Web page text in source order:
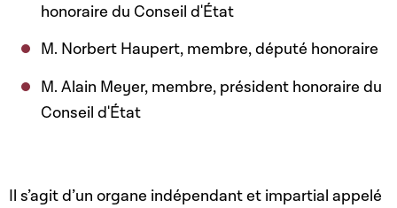
honoraire du Conseil d'État
M. Norbert Haupert, membre, député honoraire
M. Alain Meyer, membre, président honoraire du
Conseil d'État
Il s’agit d’un organe indépendant et impartial appelé